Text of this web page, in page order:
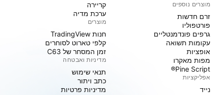
מוצרים נוספים
זרם חדשות
פורטפוליו
גרפים פונדמנטליים
עקומות תשואה
אופציות
מפות מאקרו
Pine Script®
אפליקציות
נייד
קריירה
ערכת מדיה
מוצרים
חנות TradingView
קלפי טארוט לסוחרים
זמן המסחר של C63
מדיניות ואבטחה
תנאי שימוש
כתב ויתור
מדיניות פרטיות